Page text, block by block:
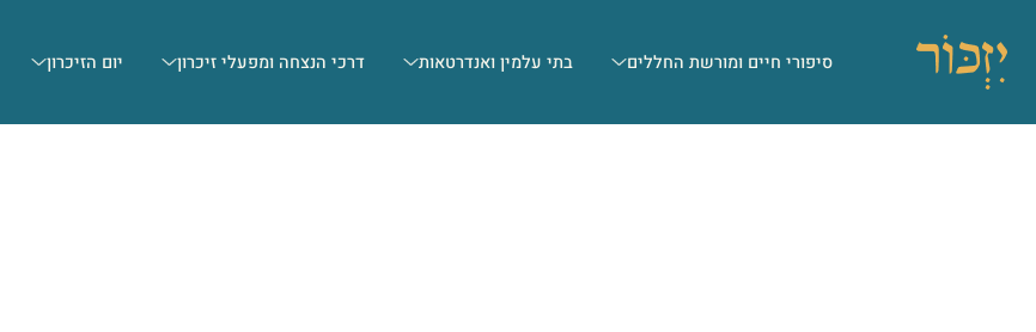
סיפורי חיים ומורשת החללים בתי עלמין ואנדרטאות דרכי הנצחה ומפעלי זיכרון יום הזיכרון